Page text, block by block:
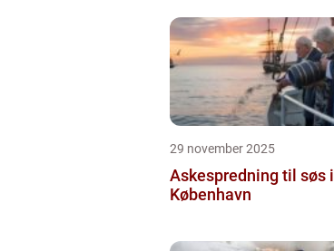
29 november 2025
Askespredning til søs i
København